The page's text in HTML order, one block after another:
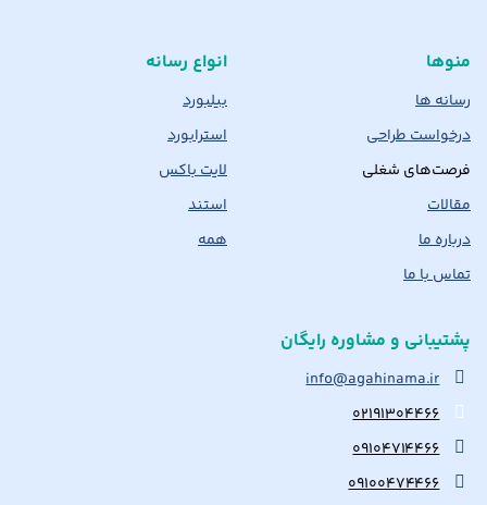
منوها
رسانه ها
درخواست طراحی
فرصت‌های شغلی
مقالات
درباره ما
تماس با ما
انواع رسانه
بیلبورد
استرابورد
لایت باکس
استند
همه
پشتیبانی و مشاوره رایگان
info@agahinama.ir
۰۲۱۹۱۳۰۴۴۶۶
۰۹۱۰۴۷۱۴۴۶۶
۰۹۱۰۰۴۷۴۴۶۶